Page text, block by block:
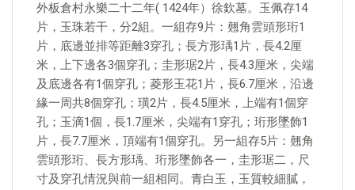
外板倉村永樂二十二年( 1424年）徐欽墓。玉佩存14
片，玉珠若干，分2組。一組存9片：翹角雲頭形珩1
片，底邊並排等距離3穿孔；長方形瑀1片，長4.2厘
米，上下邊各3個穿孔；圭形琚2片，長4.3厘米，尖端
及底邊各有1個穿孔；菱形玉花1片，長6.7厘米，沿邊
緣一周共8個穿孔；璜2片，長4.5厘米，上端有1個穿
孔；玉滴1個，長1.7厘米，尖端有1穿孔；珩形墜飾1
片，長7.7厘米，頂端有1個穿孔。另一組存5片：翹角
雲頭形珩、長方形瑀、珩形墜飾各一，圭形琚二，尺
寸及穿孔情況與前一組相同。青白玉，玉質較細膩，